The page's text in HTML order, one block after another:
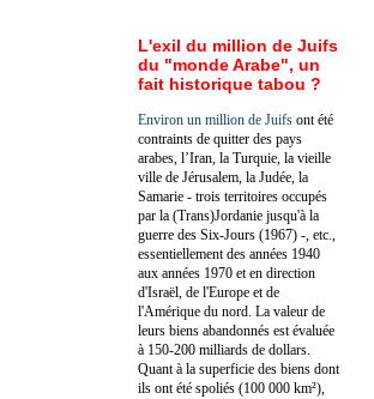
L'exil du million de Juifs
du "monde Arabe", un
fait historique tabou ?
Environ un million de Juifs ont été
contraints de quitter des pays
arabes, l’Iran, la Turquie, la vieille
ville de Jérusalem, la Judée, la
Samarie - trois territoires occupés
par la (Trans)Jordanie jusqu'à la
guerre des Six-Jours (1967) -, etc.,
essentiellement des années 1940
aux années 1970 et en direction
d'Israël, de l'Europe et de
l'Amérique du nord. La valeur de
leurs biens abandonnés est évaluée
à 150-200 milliards de dollars.
Quant à la superficie des biens dont
ils ont été spoliés (100 000 km²),